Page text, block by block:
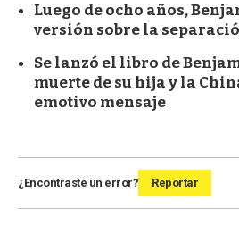
Luego de ocho años,
versión sobre la
Se lanzó el libro de
muerte de su hija y la
emotivo mensaje
¿Encontraste un error? Reportar